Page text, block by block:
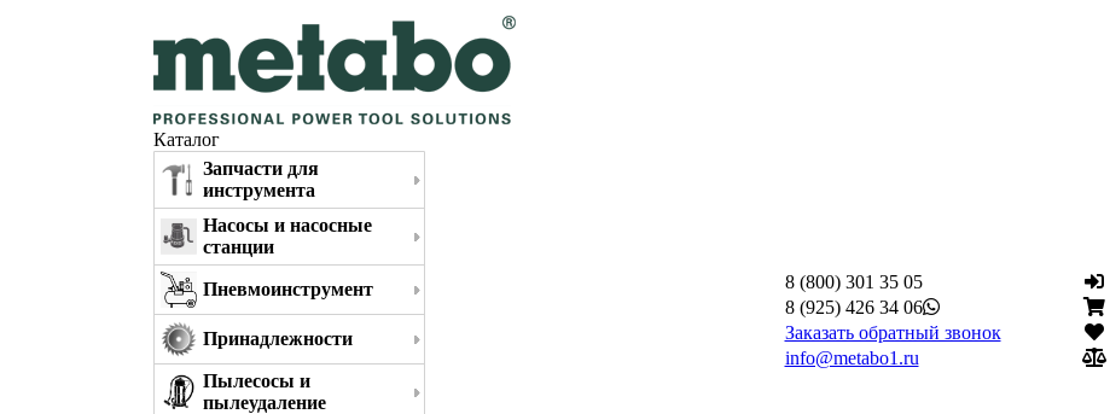
Каталог
Запчасти для
инструмента
Насосы и насосные
станции
Пневмоинструмент
Принадлежности
Пылесосы и
пылеудаление
8 (800) 301 35 05
8 (925) 426 34 06
Заказать обратный звонок
info@metabo1.ru